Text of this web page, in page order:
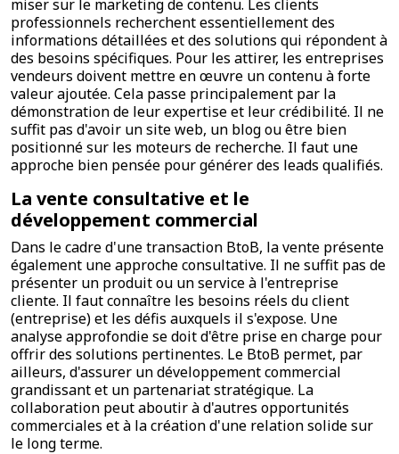
miser sur le marketing de contenu. Les clients
professionnels recherchent essentiellement des
informations détaillées et des solutions qui répondent à
des besoins spécifiques. Pour les attirer, les entreprises
vendeurs doivent mettre en œuvre un contenu à forte
valeur ajoutée. Cela passe principalement par la
démonstration de leur expertise et leur crédibilité. Il ne
suffit pas d'avoir un site web, un blog ou être bien
positionné sur les moteurs de recherche. Il faut une
approche bien pensée pour générer des leads qualifiés.
La vente consultative et le
développement commercial
Dans le cadre d'une transaction BtoB, la vente présente
également une approche consultative. Il ne suffit pas de
présenter un produit ou un service à l'entreprise
cliente. Il faut connaître les besoins réels du client
(entreprise) et les défis auxquels il s'expose. Une
analyse approfondie se doit d'être prise en charge pour
offrir des solutions pertinentes. Le BtoB permet, par
ailleurs, d'assurer un développement commercial
grandissant et un partenariat stratégique. La
collaboration peut aboutir à d'autres opportunités
commerciales et à la création d'une relation solide sur
le long terme.